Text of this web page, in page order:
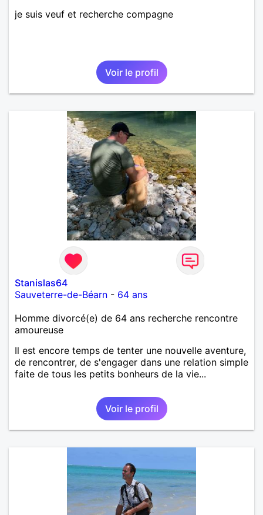
je suis veuf et recherche compagne
Voir le profil
Stanislas64
Sauveterre-de-Béarn - 64 ans
Homme divorcé(e) de 64 ans recherche rencontre
amoureuse
Il est encore temps de tenter une nouvelle aventure,
de rencontrer, de s'engager dans une relation simple
faite de tous les petits bonheurs de la vie...
Voir le profil